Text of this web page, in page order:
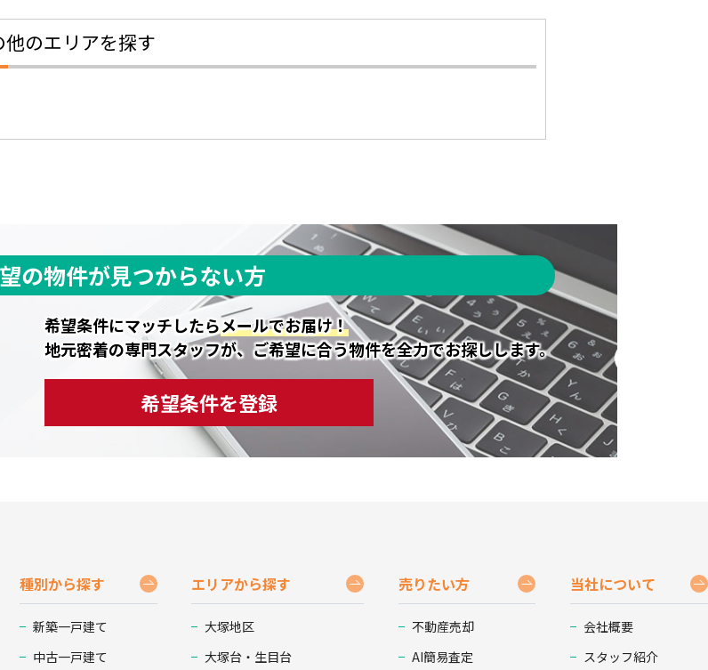
のエリアを探す
の物件が見つからない方
希望条件にマッチしたらメールでお届け！
地元密着の専門スタッフが、ご希望に合う物件を全力でお探しします。
希望条件を登録
種別から探す
新築一戸建て
中古一戸建て
エリアから探す
大塚地区
大塚台・生目台
売りたい方
不動産売却
AI簡易査定
当社について
会社概要
スタッフ紹介